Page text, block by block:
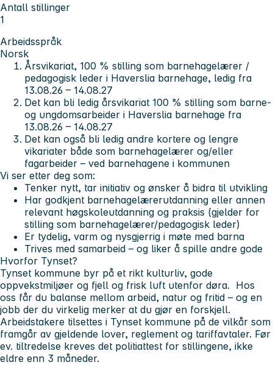
Antall stillinger
1
Arbeidsspråk
Norsk
Årsvikariat, 100 % stilling som barnehagelærer /
pedagogisk leder i Haverslia barnehage, ledig fra
13.08.26 – 14.08.27
Det kan bli ledig årsvikariat 100 % stilling som barne-
og ungdomsarbeider i Haverslia barnehage fra
13.08.26 – 14.08.27
Det kan også bli ledig andre kortere og lengre
vikariater både som barnehagelærer og/eller
fagarbeider – ved barnehagene i kommunen
Vi ser etter deg som:
Tenker nytt, tar initiativ og ønsker å bidra til utvikling
Har godkjent barnehagelærerutdanning eller annen
relevant høgskoleutdanning og praksis (gjelder for
stilling som barnehagelærer/pedagogisk leder)
Er tydelig, varm og nysgjerrig i møte med barna
Trives med samarbeid – og liker å spille andre gode
Hvorfor Tynset?
Tynset kommune byr på et rikt kulturliv, gode
oppvekstmiljøer og fjell og frisk luft utenfor døra. Hos
oss får du balanse mellom arbeid, natur og fritid – og en
jobb der du virkelig merker at du gjør en forskjell.
Arbeidstakere tilsettes i Tynset kommune på de vilkår som
framgår av gjeldende lover, reglement og tariffavtaler. Før
ev. tiltredelse kreves det politiattest for stillingene, ikke
eldre enn 3 måneder.